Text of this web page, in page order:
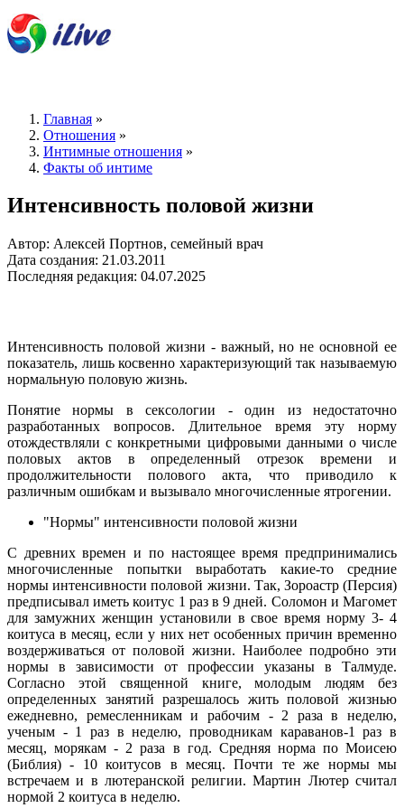
Главная »
Отношения »
Интимные отношения »
Факты об интиме
Интенсивность половой жизни
Автор: Алексей Портнов, семейный врач
Дата создания: 21.03.2011
Последняя редакция: 04.07.2025
Интенсивность половой жизни - важный, но не основной ее
показатель, лишь косвенно характеризующий так называемую
нормальную половую жизнь.
Понятие нормы в сексологии - один из недостаточно
разработанных вопросов. Длительное время эту норму
отождествляли с конкретными цифровыми данными о числе
половых актов в определенный отрезок времени и
продолжительности полового акта, что приводило к
различным ошибкам и вызывало многочисленные ятрогении.
"Нормы" интенсивности половой жизни
С древних времен и по настоящее время предпринимались
многочисленные попытки выработать какие-то средние
нормы интенсивности половой жизни. Так, Зороастр (Персия)
предписывал иметь коитус 1 раз в 9 дней. Соломон и Магомет
для замужних женщин установили в свое время норму 3- 4
коитуса в месяц, если у них нет особенных причин временно
воздерживаться от половой жизни. Наиболее подробно эти
нормы в зависимости от профессии указаны в Талмуде.
Согласно этой священной книге, молодым людям без
определенных занятий разрешалось жить половой жизнью
ежедневно, ремесленникам и рабочим - 2 раза в неделю,
ученым - 1 раз в неделю, проводникам караванов-1 раз в
месяц, морякам - 2 раза в год. Средняя норма по Моисею
(Библия) - 10 коитусов в месяц. Почти те же нормы мы
встречаем и в лютеранской религии. Мартин Лютер считал
нормой 2 коитуса в неделю.